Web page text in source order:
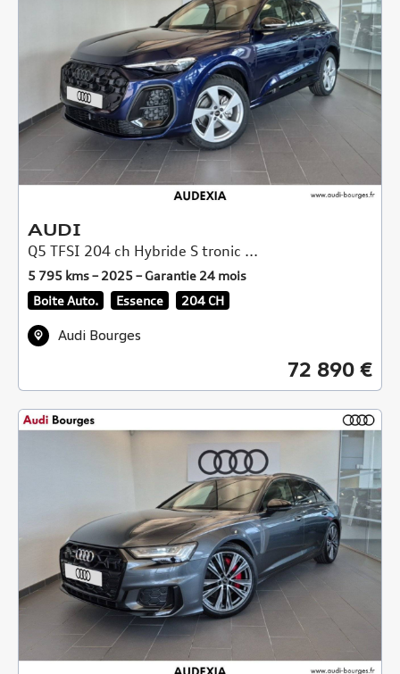
AUDI
Q5 TFSI 204 ch Hybride S tronic ...
5 795 kms – 2025 – Garantie 24 mois
Boite Auto.
Essence 204 CH
Audi Bourges
72 890 €